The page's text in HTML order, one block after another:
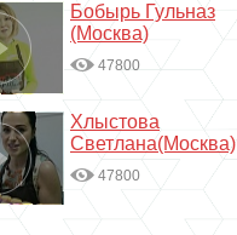
Бобырь Гульназ
(Москва)
47800
Хлыстова
Светлана(Москва)
47800